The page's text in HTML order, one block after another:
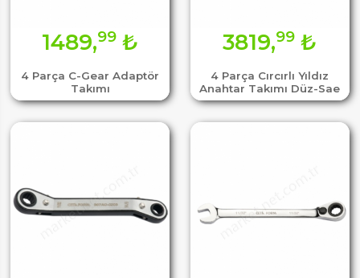
4 Parça C-Gear Adaptör
Takımı
1489,99 ₺
4 Parça Cırcırlı Yıldız
Anahtar Takımı Düz-Sae
3819,99 ₺